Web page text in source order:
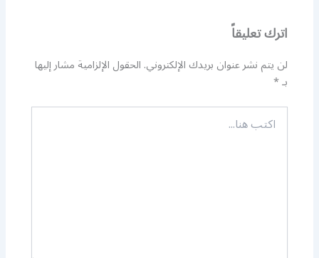
اترك تعليقاً
لن يتم نشر عنوان بريدك الإلكتروني.الحقول الإلزامية مشار إليها
بـ*
اكتب
هنا...